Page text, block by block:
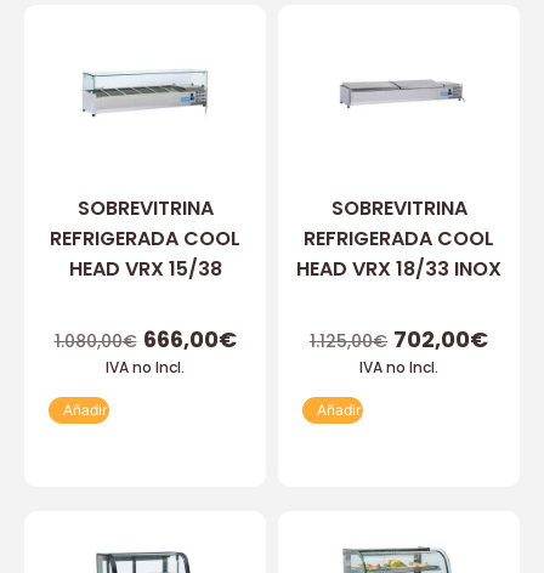
SOBREVITRINA
REFRIGERADA COOL
HEAD VRX 15/38
1.080,00€ 666,00€
IVA no Incl.
Añadir
SOBREVITRINA
REFRIGERADA COOL
HEAD VRX 18/33 INOX
1.125,00€ 702,00€
IVA no Incl.
Añadir